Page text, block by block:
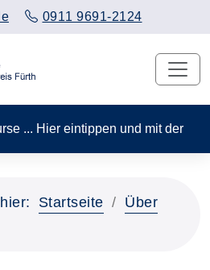
0911 9691-2124
... Hier eintippen und mit
Startseite
Über